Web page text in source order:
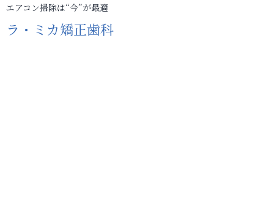
エアコン掃除は“今”が最適
ラ・ミカ矯正歯科